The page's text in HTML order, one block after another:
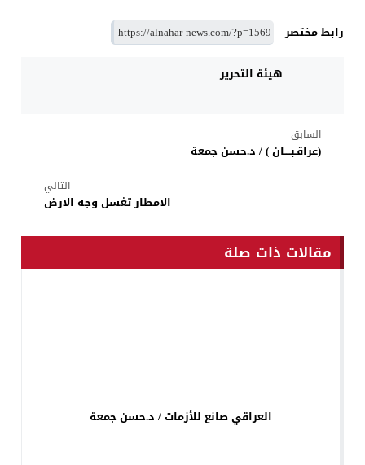
رابط مختصر
هيئة التحرير
السابق
(عراقـبــــان ) / د.حسن جمعة
التالي
الامطار تغسل وجه الارض
مقالات ذات صلة
العراقي صانع للأزمات / د.حسن جمعة